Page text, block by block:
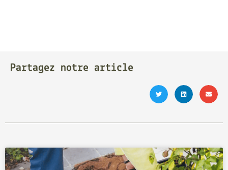
Partagez notre article